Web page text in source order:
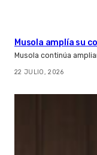
Musola amplía su
Musola continúa
22 JULIO, 2026